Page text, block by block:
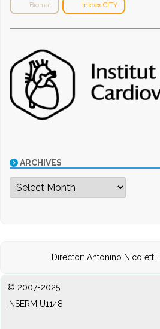
Biomat Inidex CITY
ARCHIVES
Archives
Director: Antonino Nicoletti |
© 2007-2025
INSERM U1148